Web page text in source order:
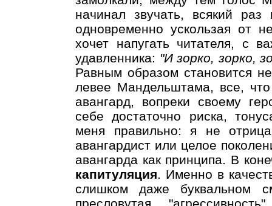
начинал звучать, всякий
одновременно ускользая от
хочет напугать читателя, с
удавленника: "И зорко, зорко,
Равным образом становится
левее Мандельштама, все,
авангард, вопреки своему
себе достаточно риска,
меня правильно: я не
авангардист или целое
авангарда как принципа. В
капитуляция. Именно в
слишком даже буквальном